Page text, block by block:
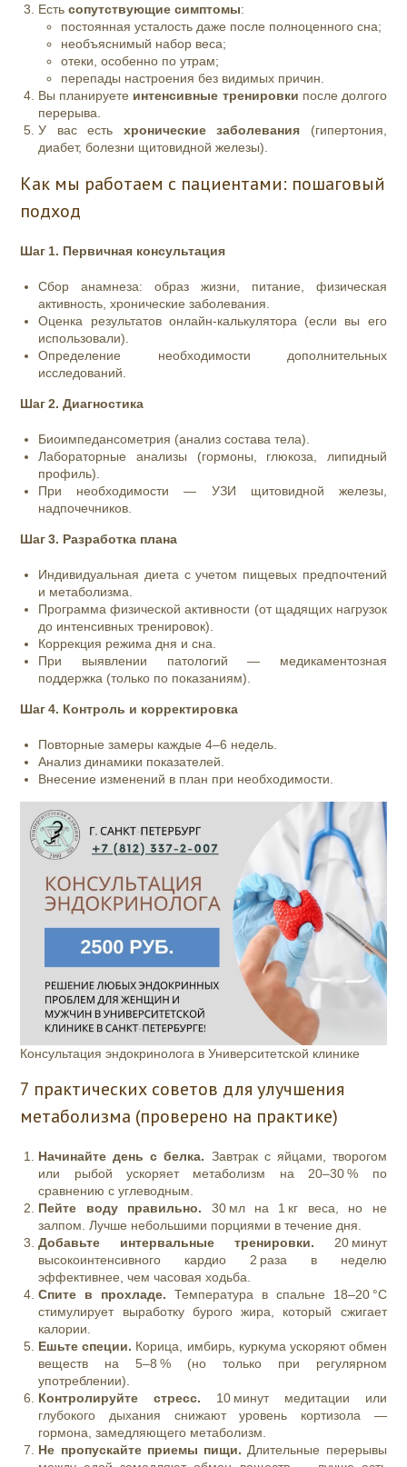
Естьсопутствующие симптомы:
постоянная усталость даже после полноценного сна;
необъяснимый набор веса;
отеки, особенно по утрам;
перепады настроения без видимых причин.
Вы планируете интенсивные тренировки после долгого
перерыва.
У вас есть хронические заболевания (гипертония,
диабет, болезни щитовидной железы).
Как мы работаем с пациентами: пошаговый
подход
Шаг 1. Первичная консультация
Сбор анамнеза: образ жизни, питание, физическая
активность, хронические заболевания.
Оценка результатов онлайн‑калькулятора (если вы его
использовали).
Определение необходимости дополнительных
исследований.
Шаг 2. Диагностика
Биоимпедансометрия (анализ состава тела).
Лабораторные анализы (гормоны, глюкоза, липидный
профиль).
При необходимости — УЗИ щитовидной железы,
надпочечников.
Шаг 3. Разработка плана
Индивидуальная диета с учетом пищевых предпочтений
и метаболизма.
Программа физической активности (от щадящих нагрузок
до интенсивных тренировок).
Коррекция режима дня и сна.
При выявлении патологий — медикаментозная
поддержка (только по показаниям).
Шаг 4. Контроль и корректировка
Повторные замеры каждые 4–6 недель.
Анализ динамики показателей.
Внесение изменений в план при необходимости.
Консультация эндокринолога в Университетской клинике
7 практических советов для улучшения
метаболизма (проверено на практике)
Начинайте день с белка. Завтрак с яйцами, творогом
или рыбой ускоряет метаболизм на 20–30 % по
сравнению с углеводным.
Пейте воду правильно. 30 мл на 1 кг веса, но не
залпом. Лучше небольшими порциями в течение дня.
Добавьте интервальные тренировки. 20 минут
высокоинтенсивного кардио 2 раза в неделю
эффективнее, чем часовая ходьба.
Спите в прохладе. Температура в спальне 18–20 °C
стимулирует выработку бурого жира, который сжигает
калории.
Ешьте специи. Корица, имбирь, куркума ускоряют обмен
веществ на 5–8 % (но только при регулярном
употреблении).
Контролируйте стресс. 10 минут медитации или
глубокого дыхания снижают уровень кортизола —
гормона, замедляющего метаболизм.
Не пропускайте приемы пищи. Длительные перерывы